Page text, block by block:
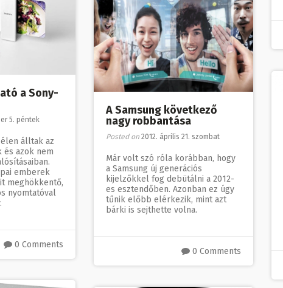
a Sony-
5. péntek
álltak az
azok nem
emberek
meghökkentő,
nyomtatóval
0 Comments
A Samsung következő
nagy robbantása
Posted on 2012. április 21. szombat
Már volt szó róla korábban, hogy
a Samsung új generációs
kijelzőkkel fog debütálni a 2012-
es esztendőben. Azonban ez úgy
tűnik előbb elérkezik, mint azt
bárki is sejthette volna.
0 Comments